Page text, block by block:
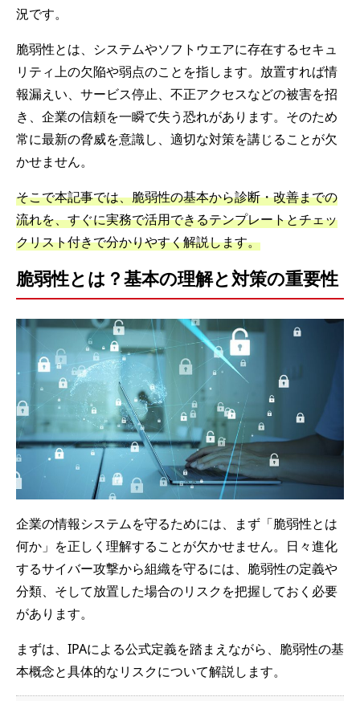
況です。
脆弱性とは、システムやソフトウエアに存在するセキュ
リティ上の欠陥や弱点のことを指します。放置すれば情
報漏えい、サービス停止、不正アクセスなどの被害を招
き、企業の信頼を一瞬で失う恐れがあります。そのため
常に最新の脅威を意識し、適切な対策を講じることが欠
かせません。
そこで本記事では、脆弱性の基本から診断・改善までの
流れを、すぐに実務で活用できるテンプレートとチェッ
クリスト付きで分かりやすく解説します。
脆弱性とは？基本の理解と対策の重要性
企業の情報システムを守るためには、まず「脆弱性とは
何か」を正しく理解することが欠かせません。日々進化
するサイバー攻撃から組織を守るには、脆弱性の定義や
分類、そして放置した場合のリスクを把握しておく必要
があります。
まずは、IPAによる公式定義を踏まえながら、脆弱性の基
本概念と具体的なリスクについて解説します。